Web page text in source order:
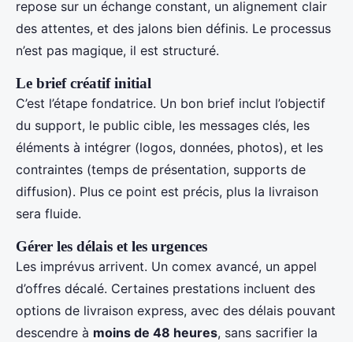
repose sur un échange constant, un alignement clair
des attentes, et des jalons bien définis. Le processus
n’est pas magique, il est structuré.
Le brief créatif initial
C’est l’étape fondatrice. Un bon brief inclut l’objectif
du support, le public cible, les messages clés, les
éléments à intégrer (logos, données, photos), et les
contraintes (temps de présentation, supports de
diffusion). Plus ce point est précis, plus la livraison
sera fluide.
Gérer les délais et les urgences
Les imprévus arrivent. Un comex avancé, un appel
d’offres décalé. Certaines prestations incluent des
options de livraison express, avec des délais pouvant
descendre à moins de 48 heures, sans sacrifier la